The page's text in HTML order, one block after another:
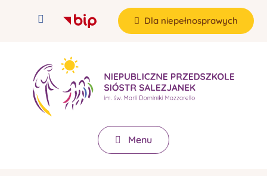
Dla niepełnosprawych
Menu